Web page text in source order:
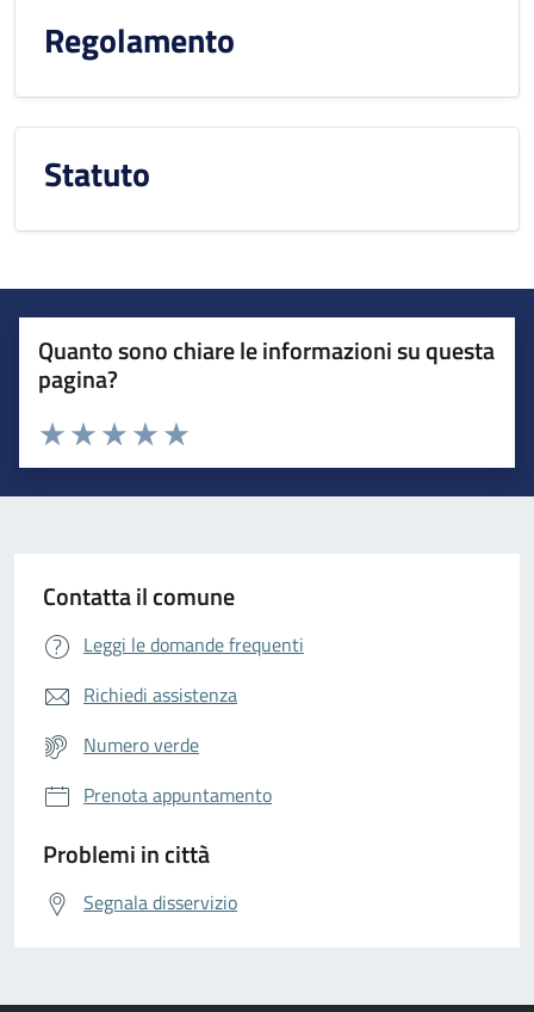
Regolamento
Statuto
Quanto sono chiare le informazioni su questa
pagina?
Valuta da 1 a 5 stelle la pagina
Valuta 5 stelle su 5
Valuta 4 stelle su 5
Valuta 3 stelle su 5
Valuta 2 stelle su 5
Valuta 1 stelle su 5
Contatta il comune
Leggi le domande frequenti
Richiedi assistenza
Numero verde
Prenota appuntamento
Problemi in città
Segnala disservizio